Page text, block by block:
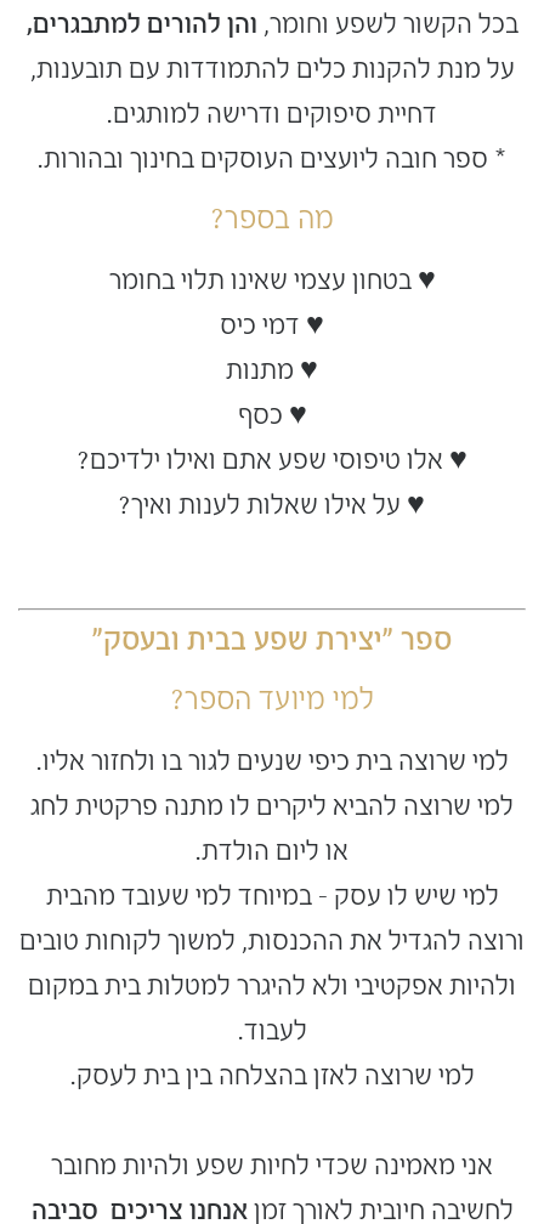
בכל הקשור לשפע וחומר, והן להורים למתבגרים,
על מנת להקנות כלים להתמודדות עם תובענות,
דחיית סיפוקים ודרישה למותגים.
* ספר חובה ליועצים העוסקים בחינוך ובהורות.
מה בספר?
♥ בטחון עצמי שאינו תלוי בחומר
♥ דמי כיס
♥ מתנות
♥ כסף
♥ אלו טיפוסי שפע אתם ואילו ילדיכם?
♥ על אילו שאלות לענות ואיך?
ספר "יצירת שפע בבית ובעסק"
למי מיועד הספר?
למי שרוצה בית כיפי שנעים לגור בו ולחזור אליו.
למי שרוצה להביא ליקרים לו מתנה פרקטית לחג
או ליום הולדת.
למי שיש לו עסק – במיוחד למי שעובד מהבית
ורוצה להגדיל את ההכנסות, למשוך לקוחות טובים
ולהיות אפקטיבי ולא להיגרר למטלות בית במקום
לעבוד.
למי שרוצה לאזן בהצלחה בין בית לעסק.
אני מאמינה שכדי לחיות שפע ולהיות מחובר
לחשיבה חיובית לאורך זמןאנחנו צריכים סביבה